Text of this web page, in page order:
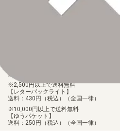
ONE PIECE FILM RED フィナーレセッ
なお、お支払口座は、注文確認メールに記
振込手数料はお客様負担となります。
送料：100円（税込）（全国一律）
2,500円以上で送料無料
【レターパックライト】
送料：430円（税込）（全国一律）
10,000円以上で送料無料
【ゆうパケット】
送料：250円（税込）（全国一律）